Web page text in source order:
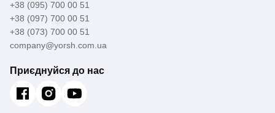
+38 (095) 700 00 51
+38 (097) 700 00 51
+38 (073) 700 00 51
company@yorsh.com.ua
Приєднуйся до нас